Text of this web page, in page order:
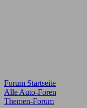
Forum Startseite
Alle Auto-Foren
Themen-Forum